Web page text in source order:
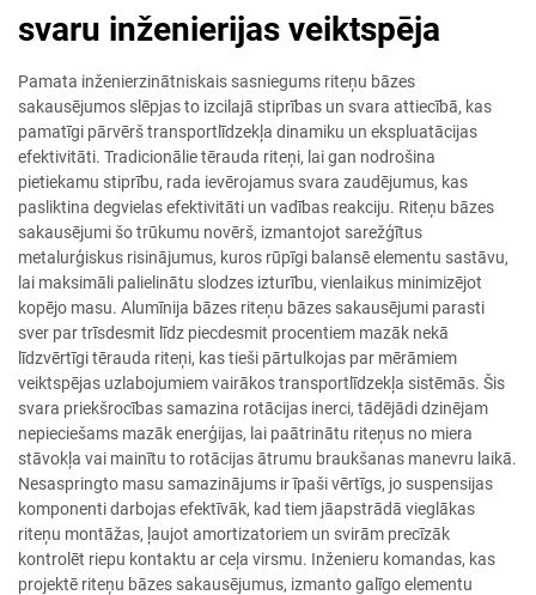
svaru inženierijas veiktspēja
Pamata inženierzinātniskais sasniegums riteņu bāzes
sakausējumos slēpjas to izcilajā stiprības un svara attiecībā, kas
pamatīgi pārvērš transportlīdzekļa dinamiku un ekspluatācijas
efektivitāti. Tradicionālie tērauda riteņi, lai gan nodrošina
pietiekamu stiprību, rada ievērojamus svara zaudējumus, kas
pasliktina degvielas efektivitāti un vadības reakciju. Riteņu bāzes
sakausējumi šo trūkumu novērš, izmantojot sarežģītus
metalurģiskus risinājumus, kuros rūpīgi balansē elementu sastāvu,
lai maksimāli palielinātu slodzes izturību, vienlaikus minimizējot
kopējo masu. Alumīnija bāzes riteņu bāzes sakausējumi parasti
sver par trīsdesmit līdz piecdesmit procentiem mazāk nekā
līdzvērtīgi tērauda riteņi, kas tieši pārtulkojas par mērāmiem
veiktspējas uzlabojumiem vairākos transportlīdzekļa sistēmās. Šis
svara priekšrocības samazina rotācijas inerci, tādējādi dzinējam
nepieciešams mazāk enerģijas, lai paātrinātu riteņus no miera
stāvokļa vai mainītu to rotācijas ātrumu braukšanas manevru laikā.
Nesaspringto masu samazinājums ir īpaši vērtīgs, jo suspensijas
komponenti darbojas efektīvāk, kad tiem jāapstrādā vieglākas
riteņu montāžas, ļaujot amortizatoriem un svirām precīzāk
kontrolēt riepu kontaktu ar ceļa virsmu. Inženieru komandas, kas
projektē riteņu bāzes sakausējumus, izmanto galīgo elementu